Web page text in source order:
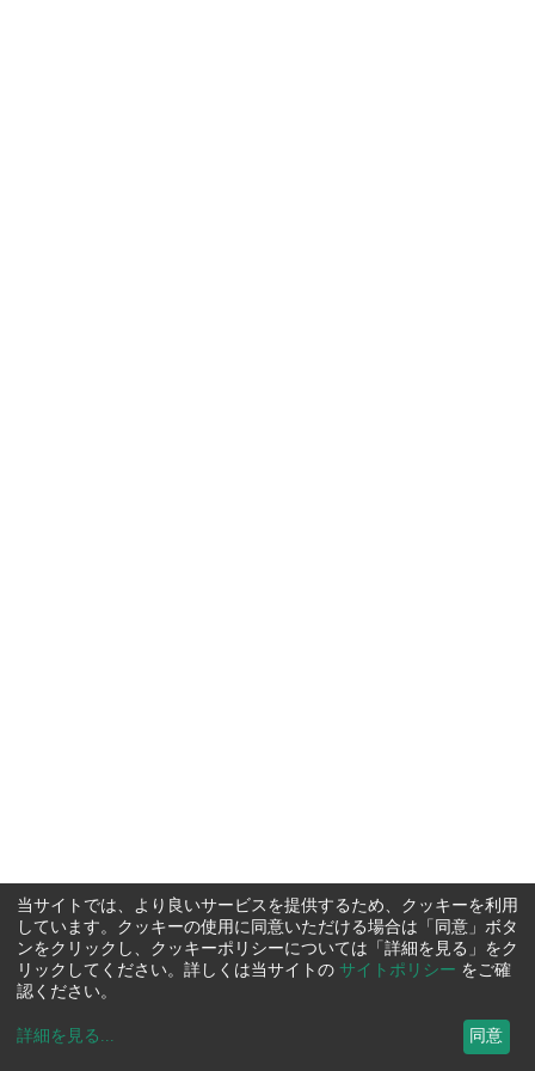
当サイトでは、より良いサービスを提供するため、クッキーを利用
しています。クッキーの使用に同意いただける場合は「同意」ボタ
ンをクリックし、クッキーポリシーについては「詳細を見る」をク
リックしてください。詳しくは当サイトの サイトポリシー をご確
認ください。
詳細を見る ... 同意